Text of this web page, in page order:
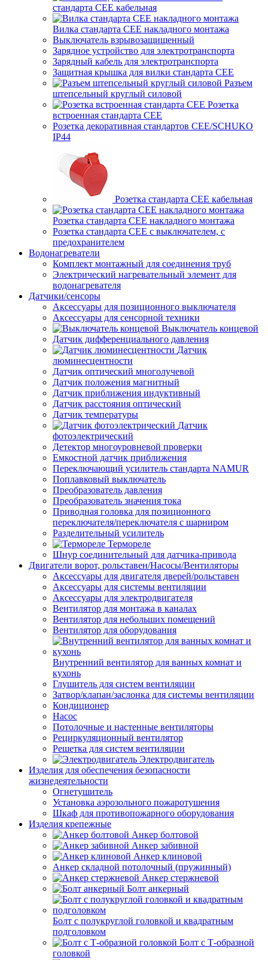
стандарта CEE кабельная
Вилка стандарта CEE накладного монтажа
Выключатель взрывозащищенный
Зарядное устройство для электротранспорта
Зарядный кабель для электротранспорта
Защитная крышка для вилки стандарта CEE
Разъем
штепсельный круглый силовой
Розетка
встроенная стандарта CEE
Розетка декоративная стандартов CEE/SCHUKO
IP44
Розетка стандарта СЕЕ кабельная
Розетка стандарта СЕЕ накладного монтажа
Розетка стандарта СЕЕ с выключателем, с
предохранителем
Водонагреватели
Комплект монтажный для соединения труб
Электрический нагревательный элемент для
водонагревателя
Датчики/сенсоры
Аксессуары для позиционного выключателя
Аксессуары для сенсорной техники
Выключатель концевой
Датчик дифференциального давления
Датчик
люминесцентности
Датчик оптический многолучевой
Датчик положения магнитный
Датчик приближения индуктивный
Датчик расстояния оптический
Датчик температуры
Датчик
фотоэлектрический
Детектор многоуровневой проверки
Емкостной датчик приближения
Переключающий усилитель стандарта NAMUR
Поплавковый выключатель
Преобразователь давления
Преобразователь значения тока
Приводная головка для позиционного
переключателя/переключателя с шарниром
Разделительный усилитель
Термореле
Шнур соединительный для датчика-привода
Двигатели ворот, рольставен/Насосы/Вентиляторы
Аксессуары для двигателя дверей/рольставен
Аксессуары для системы вентиляции
Аксессуары для электродвигателя
Вентилятор для монтажа в каналах
Вентилятор для небольших помещений
Вентилятор для оборудования
Внутренний вентилятор для ванных комнат и
кухонь
Глушитель для систем вентиляции
Затвор/клапан/заслонка для системы вентиляции
Кондиционер
Насос
Потолочные и настенные вентиляторы
Рециркуляционный вентилятор
Решетка для систем вентиляции
Электродвигатель
Изделия для обеспечения безопасности
жизнедеятельности
Огнетушитель
Установка аэрозольного пожаротушения
Шкаф для противопожарного оборудования
Изделия крепежные
Анкер болтовой
Анкер забивной
Анкер клиновой
Анкер складной потолочный (пружинный)
Анкер стержневой
Болт анкерный
Болт с полукруглой головкой и квадратным
подголовком
Болт с Т-образной
головкой